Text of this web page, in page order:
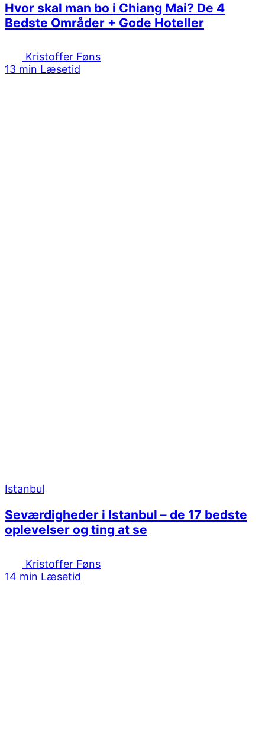
Hvor skal man bo i Chiang Mai? De 4
Bedste Områder + Gode Hoteller
Kristoffer Føns
13 min Læsetid
Istanbul
Seværdigheder i Istanbul – de 17 bedste
oplevelser og ting at se
Kristoffer Føns
14 min Læsetid